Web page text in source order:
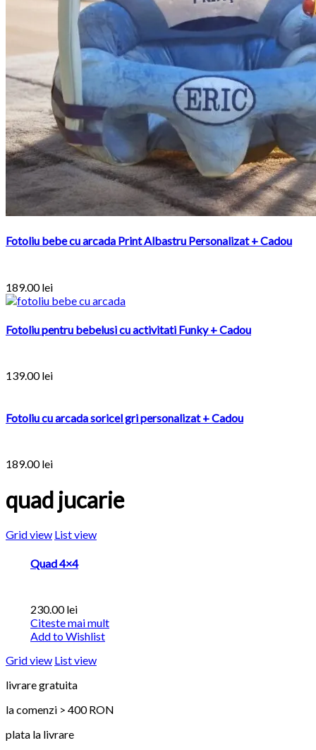
Fotoliu bebe cu arcada Print Albastru Personalizat + Cadou
189.00lei
Fotoliu pentru bebelusi cu activitati Funky + Cadou
139.00lei
Fotoliu cu arcada soricel gri personalizat + Cadou
189.00lei
quad jucarie
Grid view List view
Quad 4×4
230.00lei
Citeste mai mult
Add to Wishlist
Grid view List view
livrare gratuita
la comenzi > 400 RON
plata la livrare